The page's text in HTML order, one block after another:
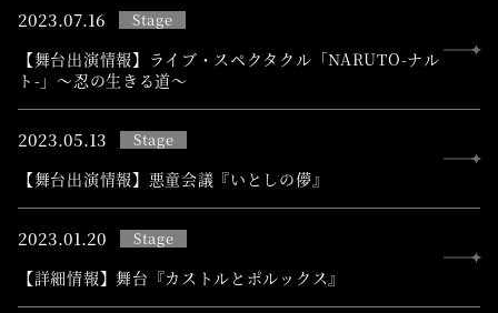
2023.07.16 Stage
【舞台出演情報】ライブ・スペクタクル「NARUTO-ナル
ト-」～忍の生きる道～
2023.05.13 Stage
【舞台出演情報】悪童会議『いとしの儚』
2023.01.20 Stage
【詳細情報】舞台『カストルとポルックス』